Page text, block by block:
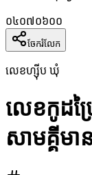
០៤០៧០៦០០
ចែករំលែក
លេខហ្ស៊ីប ឃុំ
លេខកូដ
សាមគ្គីម